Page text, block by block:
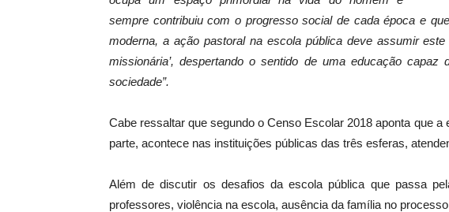
sempre contribuiu com o progresso social de cada época e
moderna, a ação pastoral na escola pública deve assumir
missionária’, despertando o sentido de uma educação
sociedade”.
Cabe ressaltar que segundo o Censo Escolar 2018 aponta que
parte, acontece nas instituições públicas das três esferas,
Além de discutir os desafios da escola pública que passa
professores, violência na escola, ausência da família no